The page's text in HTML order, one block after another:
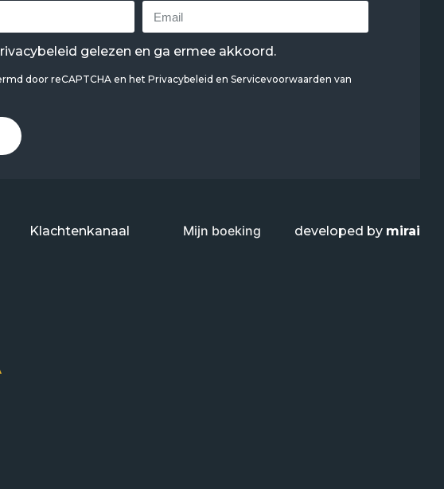
gelezen en ga ermee akkoord.
door reCAPTCHA en het Privacybeleid en Servicevoorwaarden van
Klachtenkanaal Mijn boeking developed by mirai